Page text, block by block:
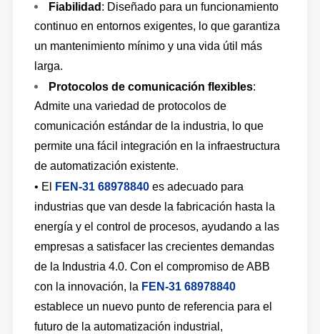
Fiabilidad : Diseñado para un funcionamiento
continuo en entornos exigentes, lo que garantiza
un mantenimiento mínimo y una vida útil más
larga.
Protocolos de comunicación flexibles:
Admite una variedad de protocolos de
comunicación estándar de la industria, lo que
permite una fácil integración en la infraestructura
de automatización existente.
• El FEN-31 68978840 es adecuado para
industrias que van desde la fabricación hasta la
energía y el control de procesos, ayudando a las
empresas a satisfacer las crecientes demandas
de la Industria 4.0. Con el compromiso de ABB
con la innovación, la FEN-31 68978840
establece un nuevo punto de referencia para el
futuro de la automatización industrial,